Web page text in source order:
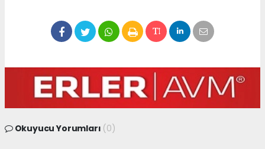
Okuyucu Yorumları (0)